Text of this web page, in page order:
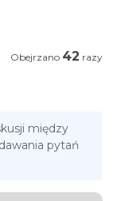
Obejrzano 42 razy
między
pytań